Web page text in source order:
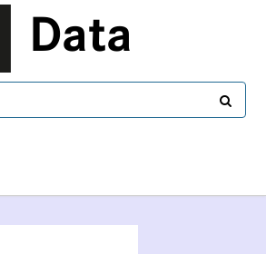
Data